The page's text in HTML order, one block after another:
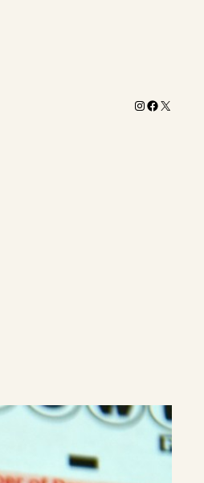
Instagram
X